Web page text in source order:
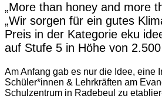
„More than honey and more
„Wir sorgen für ein gutes
Preis in der Kategorie eku
auf Stufe 5 in Höhe von
Am Anfang gab es nur die Idee, eine
Schüler*innen & Lehrkräften am
Schulzentrum in Radebeul zu